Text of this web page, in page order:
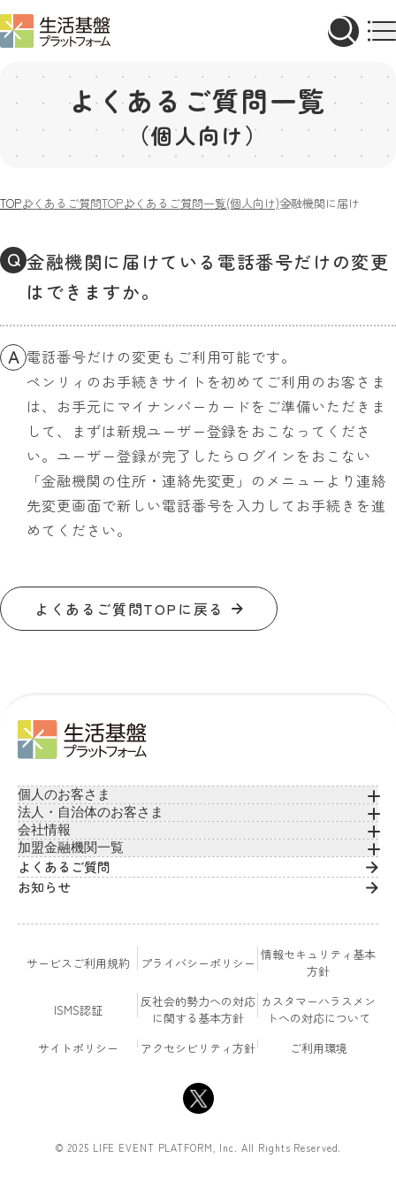
よくあるご質問一覧
（個人向け）
TOPよくあるご質問TOPよくあるご質問一覧(個人向け)金融機関に届けてい
Q 金融機関に届けている電話番号だけの変更
はできますか。
A 電話番号だけの変更もご利用可能です。
ペンリィのお手続きサイトを初めてご利用のお客さま
は、お手元にマイナンバーカードをご準備いただきま
して、まずは新規ユーザー登録をおこなってくださ
い。ユーザー登録が完了したらログインをおこない
「金融機関の住所・連絡先変更」のメニューより連絡
先変更画面で新しい電話番号を入力してお手続きを進
めてください。
よくあるご質問TOPに戻る
個人のお客さま
法人・自治体のお客さま
会社情報
加盟金融機関一覧
よくあるご質問
お知らせ
サービスご利用規約 プライバシーポリシー 情報セキュリティ基本
方針
ISMS認証
反社会的勢力への対応
に関する基本方針
カスタマーハラスメン
トへの対応について
サイトポリシー
アクセシビリティ方針 ご利用環境
© 2025 LIFE EVENT PLATFORM, Inc. All Rights Reserved.